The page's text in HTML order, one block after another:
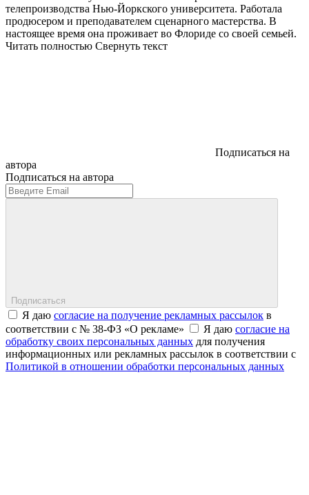
телепроизводства Нью-Йоркского университета. Работала
продюсером и преподавателем сценарного мастерства. В
настоящее время она проживает во Флориде со своей семьей.
Читать полностью Свернуть текст
Подписаться на
автора
Подписаться на автора
Подписаться
Я даю согласие на получение рекламных рассылок в
соответствии с № 38-ФЗ «О рекламе»
Я даю согласие на
обработку своих персональных данных для получения
информационных или рекламных рассылок в соответствии с
Политикой в отношении обработки персональных данных